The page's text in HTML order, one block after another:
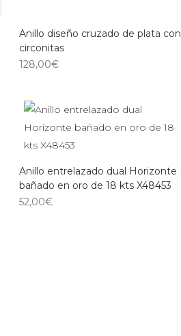
Anillo diseño cruzado de plata con
circonitas
128,00€
Anillo entrelazado dual Horizonte
bañado en oro de 18 kts X48453
52,00€